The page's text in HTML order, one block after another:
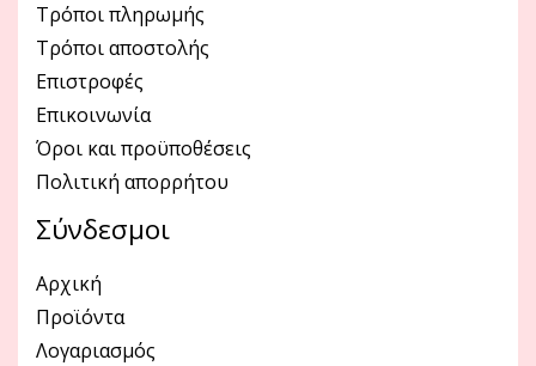
Τρόποι πληρωμής
Τρόποι αποστολής
Επιστροφές
Επικοινωνία
Όροι και προϋποθέσεις
Πολιτική απορρήτου
Σύνδεσμοι
Αρχική
Προϊόντα
Λογαριασμός